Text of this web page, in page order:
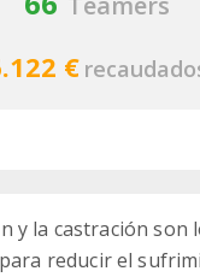
€
y la castración son
reducir el